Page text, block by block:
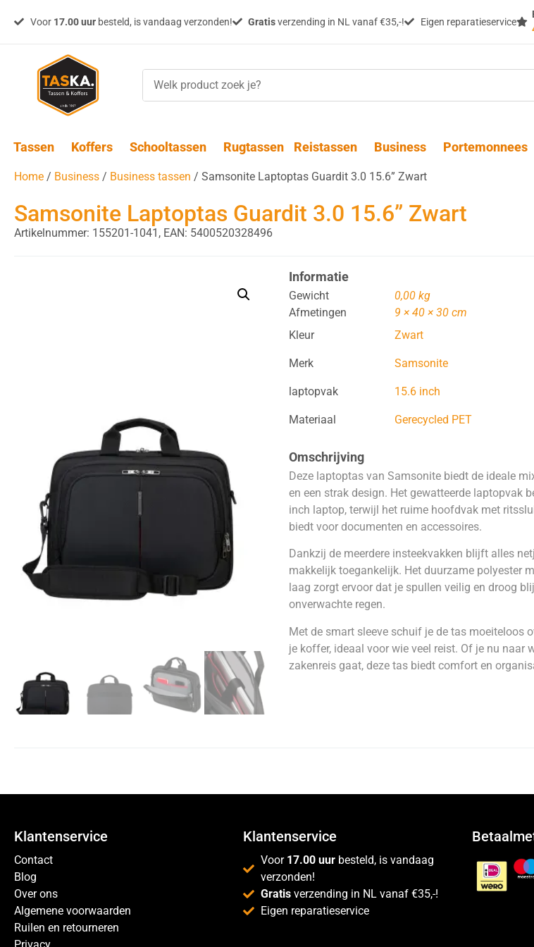
Voor 17.00 uurbesteld, is vandaag verzonden! Gratisverzending in NL vanaf €35,-! Eigen reparatieservice
Tassen Koffers Schooltassen Rugtassen Reistassen Business Portemonnees
Home / Business / Business tassen / Samsonite Laptoptas Guardit 3.0 15.6” Zwart
Samsonite Laptoptas Guardit 3.0 15.6” Zwart
Artikelnummer: 155201-1041, EAN: 5400520328496
Informatie
Gewicht
0,00 kg
Afmetingen
9 × 40 × 30 cm
Kleur
Zwart
Merk Samsonite
laptopvak 15.6 inch
Materiaal Gerecycled PET
Omschrijving
Deze laptoptas van Samsonite biedt de ideale
en een strak design. Het gewatteerde laptopvak
inch laptop, terwijl het ruime hoofdvak met
biedt voor documenten en accessoires.
Dankzij de meerdere insteekvakken blijft alles
makkelijk toegankelijk. Het duurzame polyester
laag zorgt ervoor dat je spullen veilig en droog
onverwachte regen.
Met de smart sleeve schuif je de tas moeiteloos
je koffer, ideaal voor wie veel reist. Of je nu naar
zakenreis gaat, deze tas biedt comfort en
Klantenservice
Contact
Blog
Over ons
Algemene voorwaarden
Ruilen en retourneren
Klantenservice
Voor 17.00 uur besteld, is vandaag
verzonden!
Gratis verzending in NL vanaf €35,-!
Eigen reparatieservice